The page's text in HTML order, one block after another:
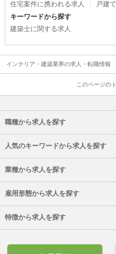
住宅案件に携われる求人
戸建
キーワードから探す
建築士に関する求人
インテリア・建築業界の求人・転職情報
このページの
職種から求人を探す
人気のキーワードから求人を探す
業種から求人を探す
雇用形態から求人を探す
特徴から求人を探す